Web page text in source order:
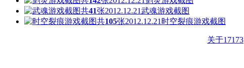
共41张2012.12.21武魂游戏截图
共105张2012.12.21 时空裂痕游戏截图
关于17173